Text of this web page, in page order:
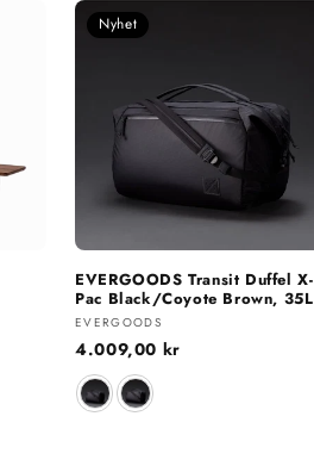
Nyhet
EVERGOODS Transit Duffel X-
Pac Black/Coyote Brown, 35L
Selger:
EVERGOODS
Vanlig
pris
4.009,00 kr
Størrelse